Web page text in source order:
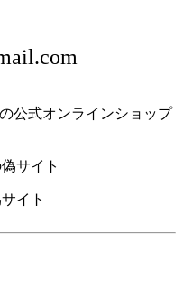
の公式オンラインショップ
イト